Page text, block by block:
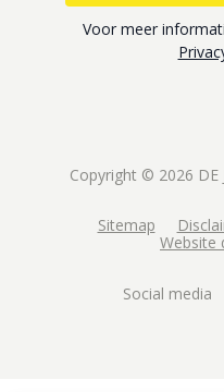
Voor meer
Copyright © 2026 DE
Sitemap
Website
Social media